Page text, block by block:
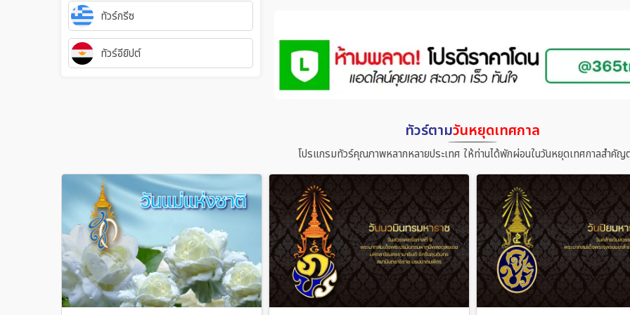
ทัวร์กรีซ
ทัวร์อียิปต์
ทัวร์ตามวันหยุดเทศกาล
โปรแกรมทัวร์คุณภาพหลากหลายประเทศ ให้ท่านได้พักผ่อนในวันหยุดเทศกาลสำคัญ